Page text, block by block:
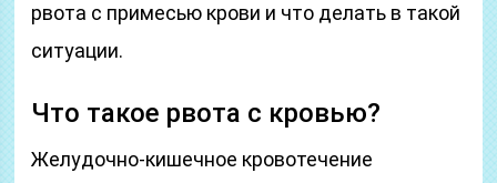
рвота с примесью крови и что делать в такой
ситуации.
Что такое рвота с кровью?
Желудочно-кишечное кровотечение